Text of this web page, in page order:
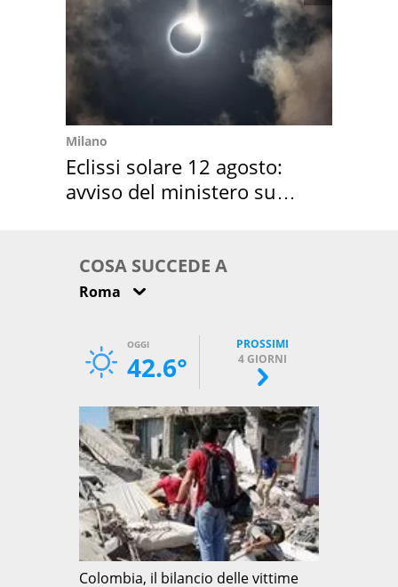
Milano
Eclissi solare 12 agosto:
avviso del ministero su